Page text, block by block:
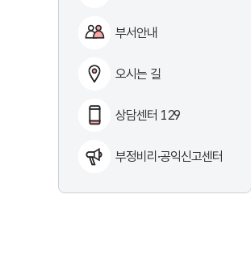
부서안내
오시는 길
상담센터 129
부정비리·공익신고센터